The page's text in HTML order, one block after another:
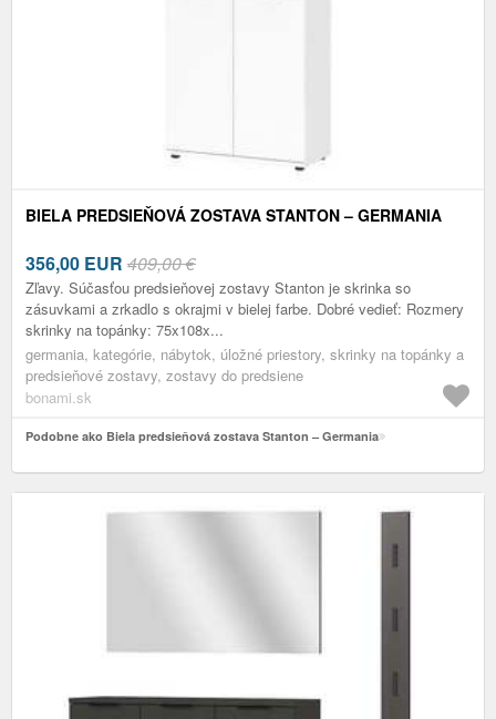
BIELA PREDSIEŇOVÁ ZOSTAVA STANTON – GERMANIA
356,00 EUR 409,00 €
Zľavy. Súčasťou predsieňovej zostavy Stanton je skrinka so
zásuvkami a zrkadlo s okrajmi v bielej farbe. Dobré vedieť: Rozmery
skrinky na topánky: 75x108x...
germania, kategórie, nábytok, úložné priestory, skrinky na topánky a
predsieňové zostavy, zostavy do predsiene
bonami.sk
Podobne ako Biela predsieňová zostava Stanton – Germania